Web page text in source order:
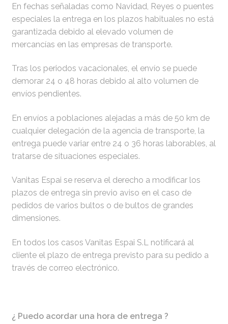
En fechas señaladas como Navidad, Reyes o puentes
especiales la entrega en los plazos habituales no está
garantizada debido al elevado volumen de
mercancías en las empresas de transporte.
Tras los periodos vacacionales, el envío se puede
demorar 24 o 48 horas debido al alto volumen de
envíos pendientes.
En envíos a poblaciones alejadas a más de 50 km de
cualquier delegación de la agencia de transporte, la
entrega puede variar entre 24 o 36 horas laborables, al
tratarse de situaciones especiales.
Vanitas Espai se reserva el derecho a modificar los
plazos de entrega sin previo aviso en el caso de
pedidos de varios bultos o de bultos de grandes
dimensiones.
En todos los casos Vanitas Espai S.L notificará al
cliente el plazo de entrega previsto para su pedido a
través de correo electrónico.
¿ Puedo acordar una hora de entrega ?